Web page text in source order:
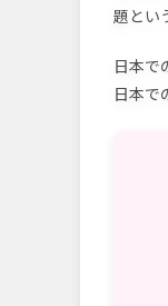
題とい
日本で
日本で